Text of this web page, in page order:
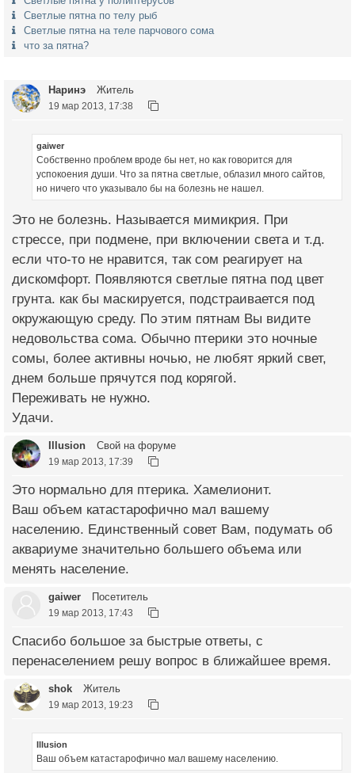
Светлые пятна по телу рыб
Светлые пятна на теле парчового сома
что за пятна?
Наринэ Житель
19 мар 2013, 17:38
gaiwer
Собственно проблем вроде бы нет, но как говорится для
успокоения души. Что за пятна светлые, облазил много сайтов,
но ничего что указывало бы на болезнь не нашел.
Это не болезнь. Называется мимикрия. При
стрессе, при подмене, при включении света и т.д.
если что-то не нравится, так сом реагирует на
дискомфорт. Появляются светлые пятна под цвет
грунта. как бы маскируется, подстраивается под
окружающую среду. По этим пятнам Вы видите
недовольства сома. Обычно птерики это ночные
сомы, более активны ночью, не любят яркий свет,
днем больше прячутся под корягой.
Переживать не нужно.
Удачи.
Illusion Свой на форуме
19 мар 2013, 17:39
Это нормально для птерика. Хамелионит.
Ваш объем катастарофично мал вашему
населению. Единственный совет Вам, подумать об
аквариуме значительно большего объема или
менять население.
gaiwer Посетитель
19 мар 2013, 17:43
Спасибо большое за быстрые ответы, с
перенаселением решу вопрос в ближайшее время.
shok Житель
19 мар 2013, 19:23
Illusion
Ваш объем катастарофично мал вашему населению.